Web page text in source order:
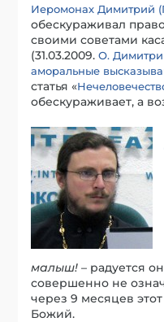
Иеромонах Димитрий
обескураживал
своими советами
(31.03.2009.О.
аморальные
статья «
обескураживает, а
малыш! – радуется
совершенно не
через 9 месяцев
Божий.